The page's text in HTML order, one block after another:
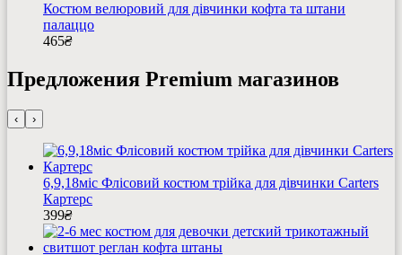
Костюм велюровий для дівчинки кофта та штани
палаццо
465₴
Предложения Premium магазинов
‹ ›
6,9,18міс Флісовий костюм трійка для дівчинки Carters
Картерс
399₴